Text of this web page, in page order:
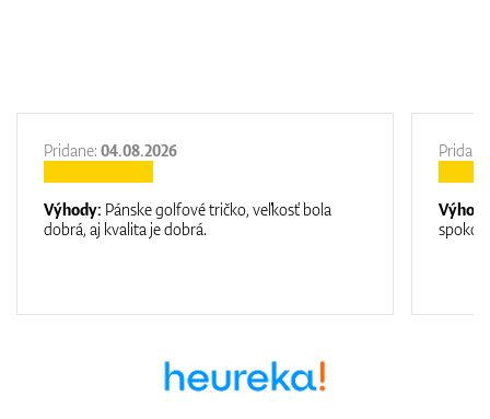
Pridane: 04.08.2026
Výhody: Pánske golfové tričko, veľkosť bola
dobrá, aj kvalita je dobrá.